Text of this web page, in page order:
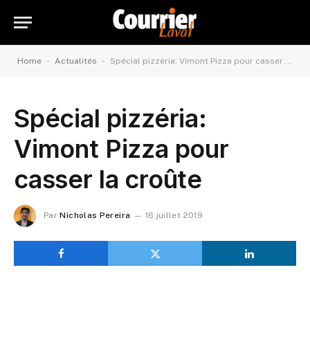
Home - Actualités - Spécial pizzéria: Vimont Pizza pour casser la croûte
Spécial pizzéria:
Vimont Pizza pour
casser la croûte
Par Nicholas Pereira 16 juillet 2019